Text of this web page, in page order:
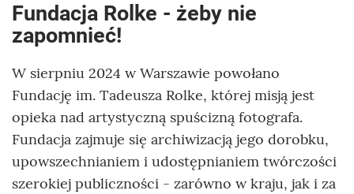
Fundacja Rolke - żeby nie
zapomnieć!
W sierpniu 2024 w Warszawie powołano
Fundację im. Tadeusza Rolke, której misją jest
opieka nad artystyczną spuścizną fotografa.
Fundacja zajmuje się archiwizacją jego dorobku,
upowszechnianiem i udostępnianiem twórczości
szerokiej publiczności - zarówno w kraju, jak i za